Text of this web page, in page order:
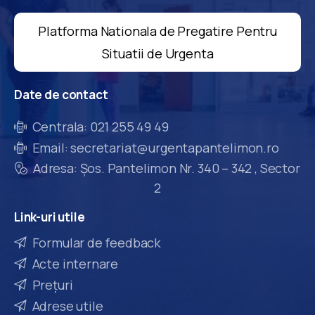
Platforma Nationala de Pregatire Pentru
Situatii de Urgenta
Date de contact
Centrala: 021 255 49 49
Email: secretariat@urgentapantelimon.ro
Adresa: Șos. Pantelimon Nr. 340 – 342 , Sector
2
Link-uriutile
Formular de feedback
Acte internare
Prețuri
Adrese utile